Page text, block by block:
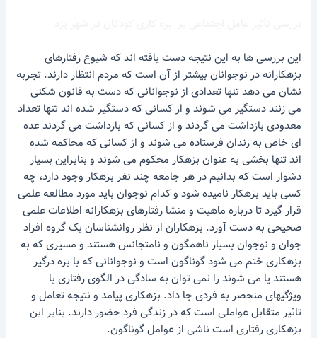
این بررسی ها به این نتیجه دست یافته اند که شیوع رفتارهای
بزهکارانه در نوجوانان بیشتر از آن است که مردم انتظار دارند. تجربه
نشان می دهد تنها تعدادی از نوجوانانی که دست به قانون شکنی
می زنند دستگیر می شوند و از کسانی که دستگیر شده اند تنها تعداد
معدودی بازداشت می گردند و از کسانی که بازداشت می گردند عده
ای خاص به زندان فرستاده می شوند و از کسانی که محاکمه شده
اند تنها بخشی به عنوان بزهکار محکوم می شوند و بنابراین بسیار
دشوار است که بدانیم در هر جامعه چند نفر بزهکار وجود دارد، چه
کسی باید بزهکار نامیده شود و کدام نوجوان باید مورد مطالعه علمی
قرار گیرد تا درباره ماهیت و منشا رفتارهای بزهکارانه اطلاعات علمی
صحیحی به دست آورد. بزهکاران از نظر روانشناسان یک گروه افراد
جوان و نوجوان بسیار ناهمگون و نامتجانس هستند و مسیری که به
بزهکاری ختم می شود گوناگون است و نوجوانانی که با بزه درگیر
هستند یا می شوند را نمی توان به سادگی در الگوی رفتاری یا
ویژگیهای منحصر به فردی جا داد. بزهکاری پیامد و نتیجه تعامل و
تاثیر متقابل عواملی است که در زندگی فرد حضور دارند. بنابر این
بزهکاری رفتاری است ناشی از عوامل گوناگون.